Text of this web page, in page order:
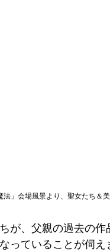
法」会場風景より、聖女たち＆
が、父親の過去の
っていることが伺